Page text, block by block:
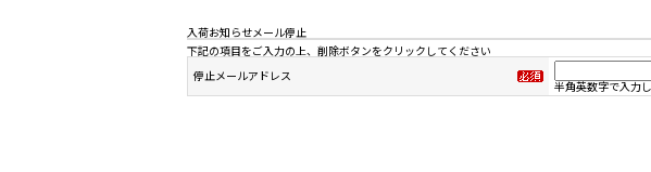
入荷お知らせメール停止
下記の項目をご入力の上、削除ボタンをクリックしてください
停止メールアドレス
半角英数字で入力